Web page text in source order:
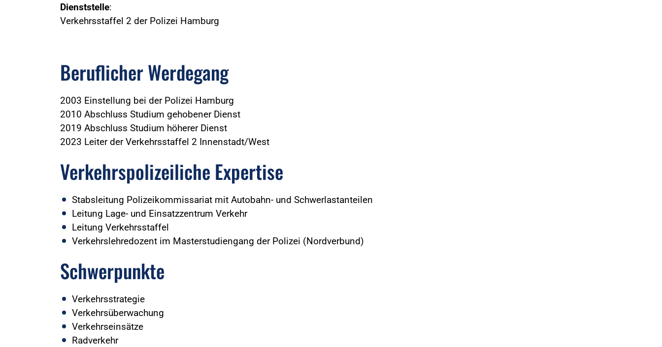
Dienststelle:
Verkehrsstaffel 2 der Polizei Hamburg
Beruflicher Werdegang
2003 Einstellung bei der Polizei Hamburg
2010 Abschluss Studium gehobener Dienst
2019 Abschluss Studium höherer Dienst
2023 Leiter der Verkehrsstaffel 2 Innenstadt/West
Verkehrspolizeiliche Expertise
Stabsleitung Polizeikommissariat mit Autobahn- und Schwerlastanteilen
Leitung Lage- und Einsatzzentrum Verkehr
Leitung Verkehrsstaffel
Verkehrslehredozent im Masterstudiengang der Polizei (Nordverbund)
Schwerpunkte
Verkehrsstrategie
Verkehrsüberwachung
Verkehrseinsätze
Radverkehr